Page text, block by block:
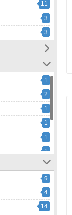
11
3
3
1
2
1
1
1
1
2
15
3
9
4
14